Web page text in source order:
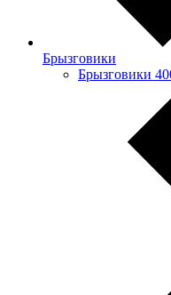
Брызговики
Брызговики